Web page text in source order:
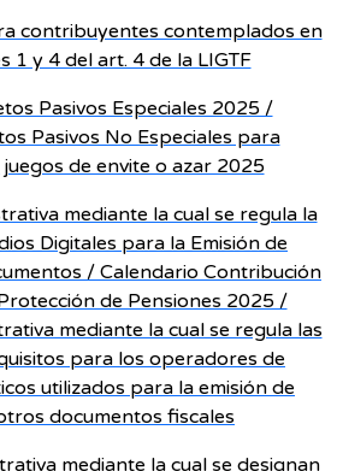
contribuyentes contemplados en
1 y 4 del art. 4 de la LIGTF
Pasivos Especiales 2025 /
Pasivos No Especiales para
de envite o azar 2025
mediante la cual se regula la
Digitales para la Emisión de
/ Calendario Contribución
de Pensiones 2025 /
mediante la cual se regula las
para los operadores de
utilizados para la emisión de
documentos fiscales
mediante la cual se designan